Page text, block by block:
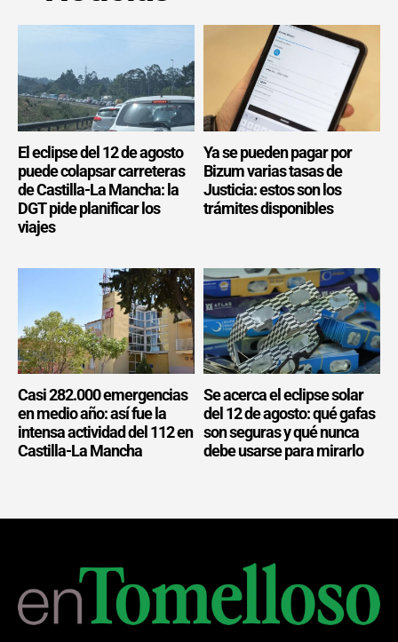
El eclipse del 12 de agosto
puede colapsar carreteras
de Castilla-La Mancha: la
DGT pide planificar los
viajes
Ya se pueden pagar por
Bizum varias tasas de
Justicia: estos son los
trámites disponibles
Casi 282.000 emergencias
en medio año: así fue la
intensa actividad del 112 en
Castilla-La Mancha
Se acerca el eclipse solar
del 12 de agosto: qué gafas
son seguras y qué nunca
debe usarse para mirarlo